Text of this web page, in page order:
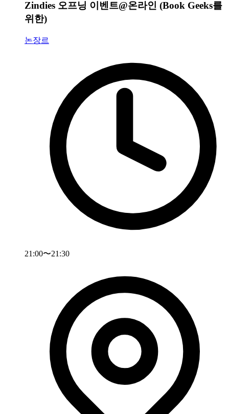
Zindies 오프닝 이벤트@온라인 (Book Geeks를
위한)
논장르
21:00〜21:30